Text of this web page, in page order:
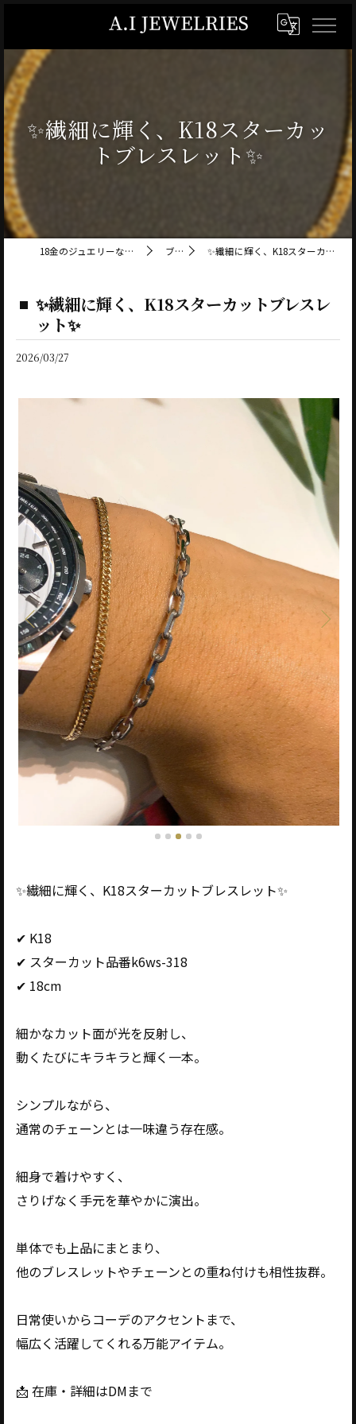
✨繊細に輝く、K18スターカッ
トブレスレット✨
18金のジュエリーならA.I JEWELRIES ブログ ✨繊細に輝く、K18スターカットブレスレット✨
✨繊細に輝く、K18スターカットブレスレ
ット✨
2026/03/27
✨繊細に輝く、K18スターカットブレスレット✨
✔ K18
✔ スターカット品番k6ws-318
✔ 18cm
細かなカット面が光を反射し、
動くたびにキラキラと輝く一本。
シンプルながら、
通常のチェーンとは一味違う存在感。
細身で着けやすく、
さりげなく手元を華やかに演出。
単体でも上品にまとまり、
他のブレスレットやチェーンとの重ね付けも相性抜群。
日常使いからコーデのアクセントまで、
幅広く活躍してくれる万能アイテム。
📩 在庫・詳細はDMまで